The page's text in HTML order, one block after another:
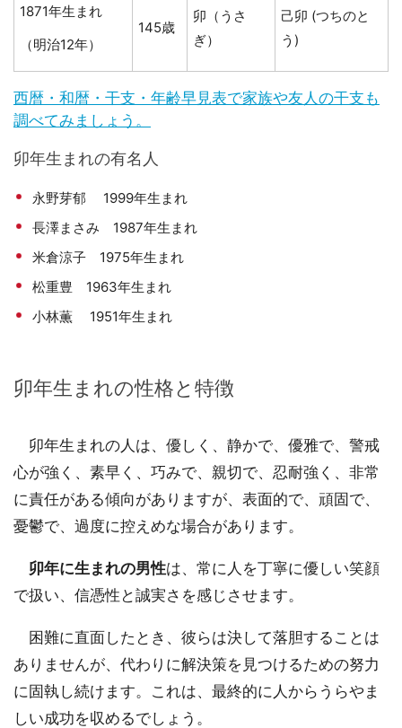
1871年生まれ
（明治12年）
145歳
卯（うさ
ぎ）
己卯 (つちのと
う)
西暦・和暦・干支・年齢早見表で家族や友人の干支も
調べてみましょう。
卯年生まれの有名人
永野芽郁 1999年生まれ
長澤まさみ 1987年生まれ
米倉涼子 1975年生まれ
松重豊 1963年生まれ
小林薫 1951年生まれ
卯年生まれの性格と特徴
卯年生まれの人は、優しく、静かで、優雅で、警戒
心が強く、素早く、巧みで、親切で、忍耐強く、非常
に責任がある傾向がありますが、表面的で、頑固で、
憂鬱で、過度に控えめな場合があります。
卯年に生まれの男性は、常に人を丁寧に優しい笑顔
で扱い、信憑性と誠実さを感じさせます。
困難に直面したとき、彼らは決して落胆することは
ありませんが、代わりに解決策を見つけるための努力
に固執し続けます。これは、最終的に人からうらやま
しい成功を収めるでしょう。